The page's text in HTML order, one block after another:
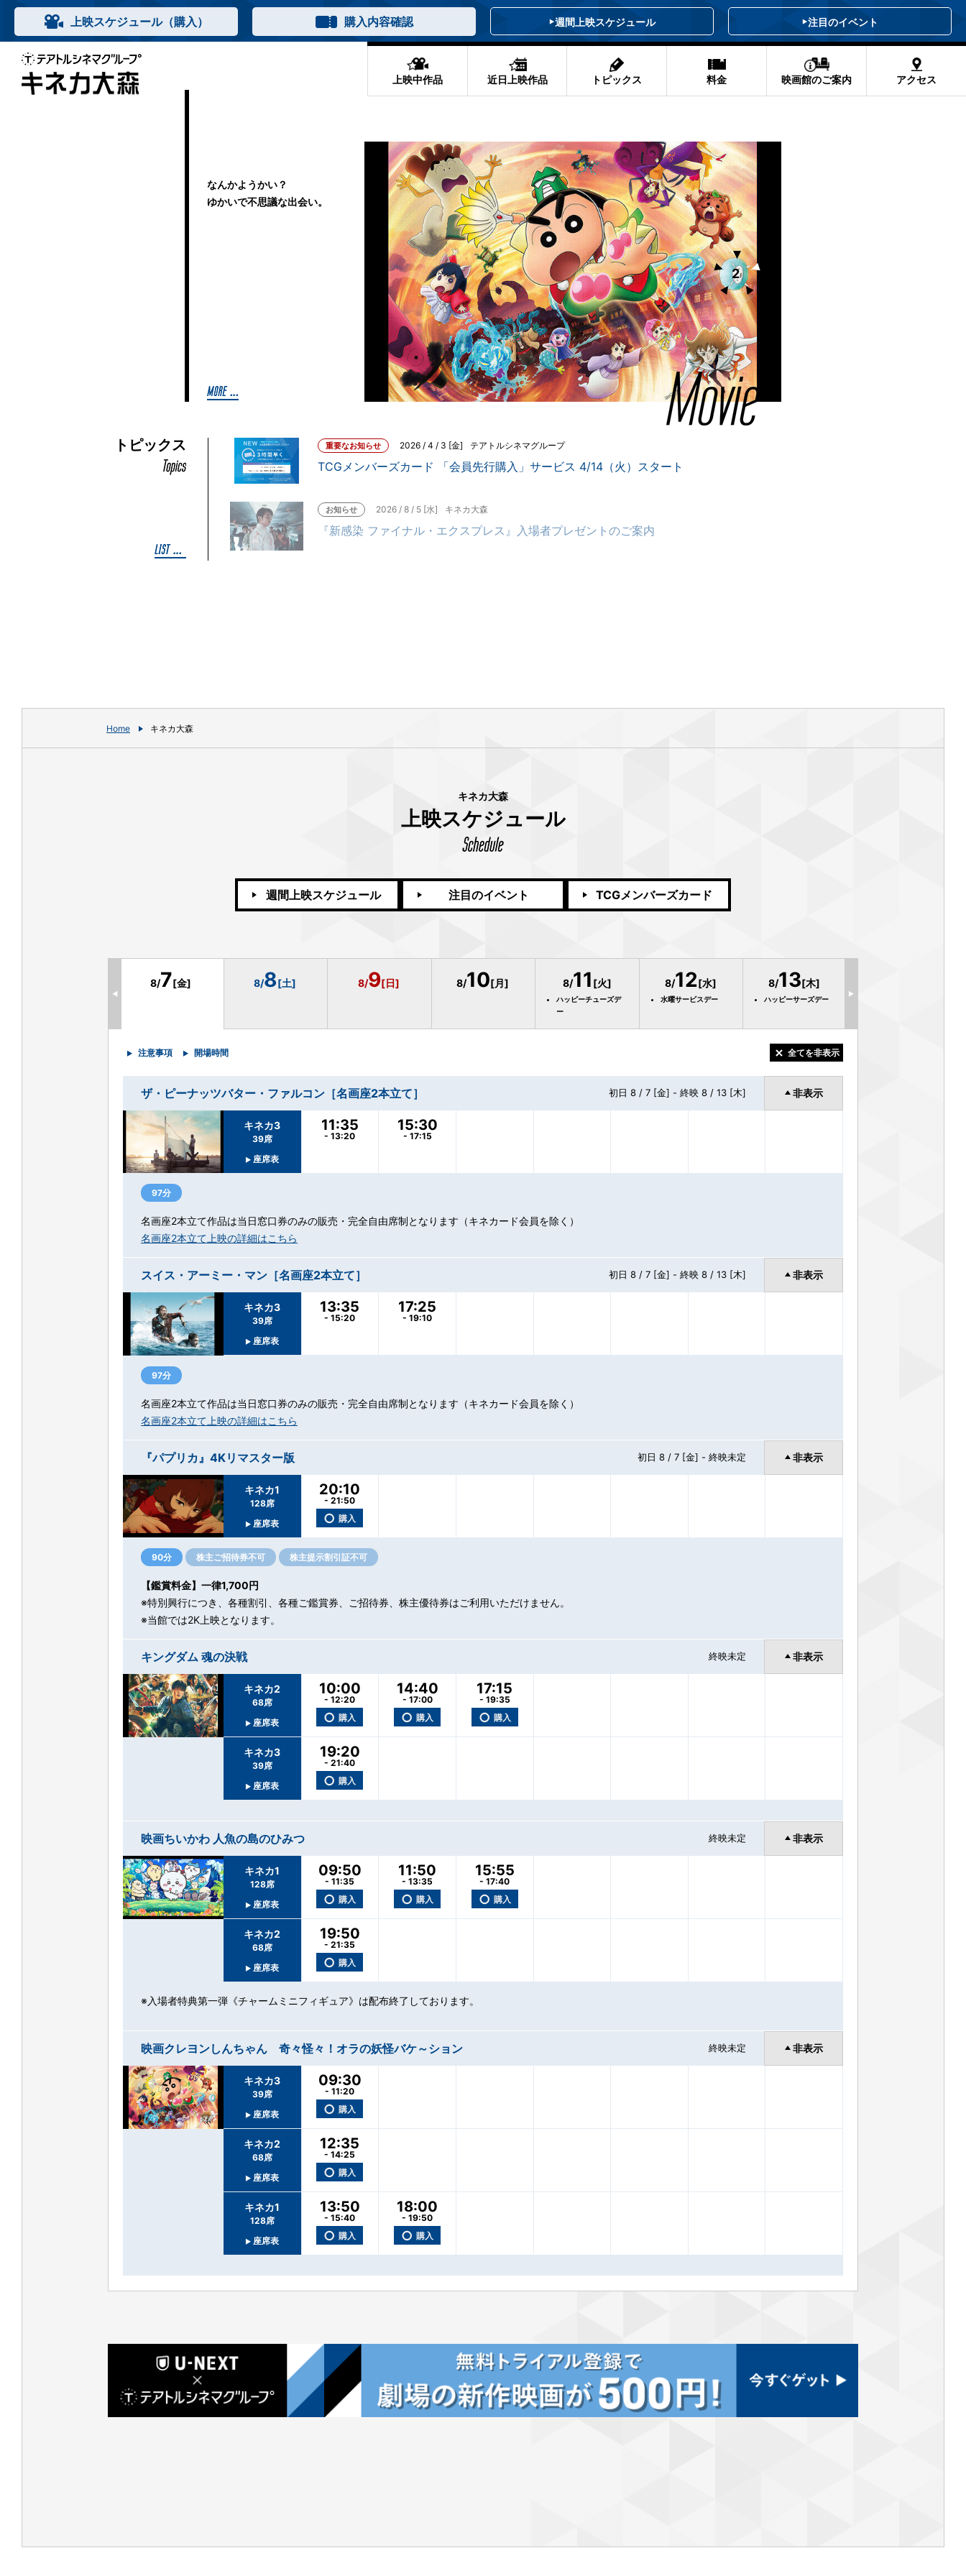
上映スケジュール（購入） 購入内容確認 週間上映スケジュール 注目のイベント
上映中作品 近日上映作品 トピックス 料金 映画館のご案内 アクセス
「夢が犯されていく──」
なんかようかい？
ゆかいで不思議な出会い。
【名画座2本立て】７月ラインナップ🎬
ちいかわの夏が来る！
守り抜く― ／ 滅ぼす―。
3
トピックス 重要なお知らせ 2026 / 4 / 3 [金] テアトルシネマグループ
TCGメンバーズカード 「会員先行購入」サービス 4/14（火）スタート
お知らせ 2026 / 8 / 5 [水] キネカ大森
『新感染 ファイナル・エクスプレス』入場者プレゼントのご案内
お知らせ 2026 / 8 / 5 [水] キネカ大森
『チルド』入場者プレゼントのご案内
お知らせ 2026 / 8 / 3 [月] キネカ大森
『映画ちいかわ 人魚の島のひみつ』第2弾入場者プレゼントのご案内
お知らせ 2026 / 7 / 30 [木] キネカ大森
【配布終了】『映画クレヨンしんちゃん 奇々怪々！オラの妖怪バケ～ション』入場者プレゼントの
お知らせ 2026 / 7 / 17 [金] キネカ大森
駐車場・駐輪場のご利用について
Home キネカ大森
キネカ大森
上映スケジュール
週間上映スケジュール 注目のイベント TCGメンバーズカード
8/7[金] 8/8[土] 8/9[日] 8/10[月] 8/11 [火]
ハッピーチューズデ
ー
8/12[水]
水曜サービスデー
8/13[木]
ハッピーサーズデー
◀ ▶
注意事項 開場時間 全てを非表示
ザ・ピーナッツバター・ファルコン［名画座2本立て］ 初日 8 / 7 [金] - 終映 8 / 13 [木] 非表示
キネカ3
39席
座席表
11:35
- 13:20
15:30
- 17:15
97分
名画座2本立て作品は当日窓口券のみの販売・完全自由席制となります（キネカード会員を除く）
名画座2本立て上映の詳細はこちら
スイス・アーミー・マン［名画座2本立て］ 初日 8 / 7 [金] - 終映 8 / 13 [木] 非表示
キネカ3
39席
座席表
13:35
- 15:20
17:25
- 19:10
97分
名画座2本立て作品は当日窓口券のみの販売・完全自由席制となります（キネカード会員を除く）
名画座2本立て上映の詳細はこちら
『パプリカ』4Kリマスター版 初日 8 / 7 [金] - 終映未定 非表示
キネカ1
128席
座席表
20:10
- 21:50
○ 購入
90分 株主ご招待券不可 株主提示割引証不可
【鑑賞料金】一律1,700円
※特別興行につき、各種割引、各種ご鑑賞券、ご招待券、株主優待券はご利用いただけません。
※当館では2K上映となります。
キングダム 魂の決戦 終映未定 非表示
キネカ2
68席
座席表
10:00
- 12:20
○ 購入
14:40
- 17:00
○ 購入
17:15
- 19:35
○ 購入
キネカ3
39席
座席表
19:20
- 21:40
○ 購入
映画ちいかわ 人魚の島のひみつ 終映未定 非表示
キネカ1
128席
座席表
09:50
- 11:35
○ 購入
11:50
- 13:35
○ 購入
15:55
- 17:40
○ 購入
キネカ2
68席
座席表
19:50
- 21:35
○ 購入
※入場者特典第一弾《チャームミニフィギュア》は配布終了しております。
映画クレヨンしんちゃん 奇々怪々！オラの妖怪バケ～ション 終映未定 非表示
キネカ3
39席
座席表
09:30
- 11:20
○ 購入
キネカ2
68席
座席表
12:35
- 14:25
○ 購入
キネカ1
128席
座席表
13:50
- 15:40
○ 購入
18:00
- 19:50
○ 購入